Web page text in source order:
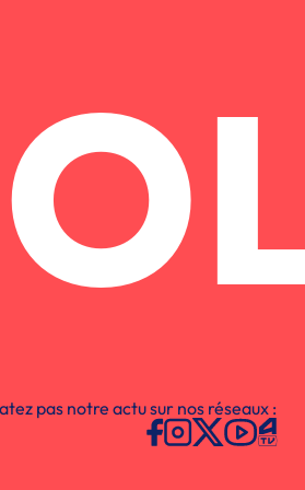
pas notre actu sur nos réseaux :